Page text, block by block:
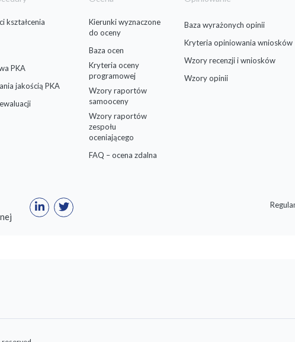
kształcenia
PKA
jakością PKA
Kierunki wyznaczone
do oceny
Baza ocen
Kryteria oceny
programowej
Wzory raportów
samooceny
Wzory raportów
zespołu
oceniającego
FAQ – ocena zdalna
Baza wyrażonych opinii
Kryteria opiniowania wniosków
Wzory recenzji i wniosków
Wzory opinii